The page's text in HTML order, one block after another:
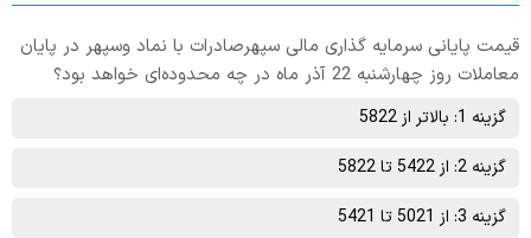
قیمت پایانی سرمايه گذاری مالی سپهرصادرات با نماد وسپهر در پایان
معاملات روز چهارشنبه 22 آذر ماه در چه محدوده‌ای خواهد بود؟
گزینه 1: بالاتر از 5822
گزینه 2: از 5422 تا 5822
گزینه 3: از 5021 تا 5421